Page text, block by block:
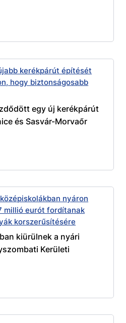
kerékpárút építését
hogy biztonságosabb
egy új kerékpárút
és Sasvár-Morvaőr
nyáron
millió eurót fordítanak
korszerűsítésére
kiürülnek a nyári
Kerületi